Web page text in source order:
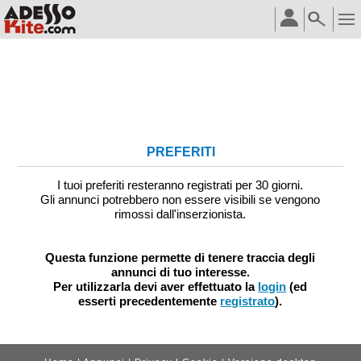
PREFERITI
I tuoi preferiti resteranno registrati per 30 giorni.
Gli annunci potrebbero non essere visibili se vengono
rimossi dall'inserzionista.
Questa funzione permette di tenere traccia degli
annunci di tuo interesse.
Per utilizzarla devi aver effettuato la login (ed
esserti precedentemente registrato).